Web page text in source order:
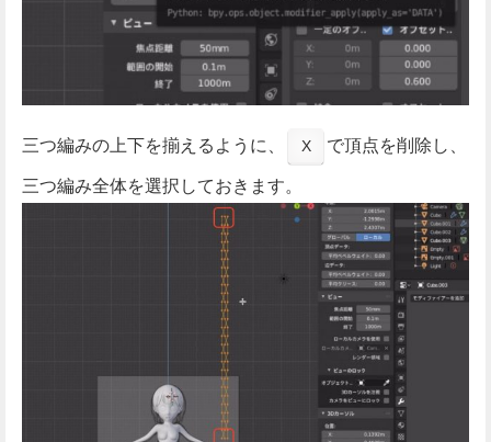
三つ編みの上下を揃えるように、 X
で頂点を削除し、
三つ編み全体を選択しておきます。